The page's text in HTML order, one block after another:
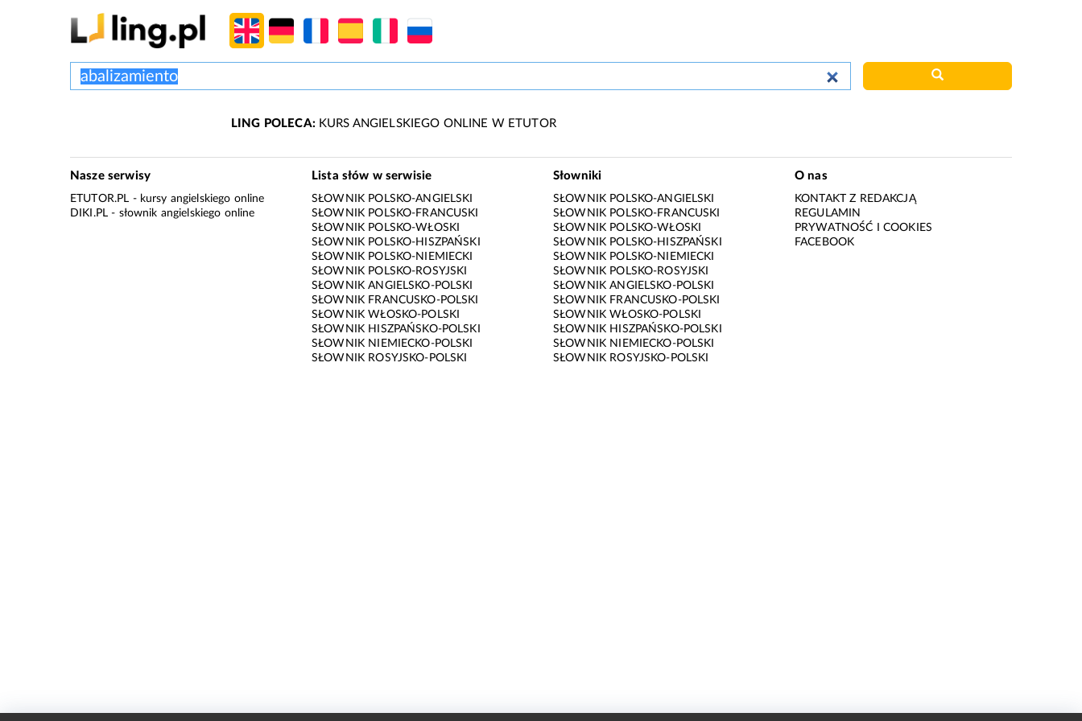
LING POLECA:KURS ANGIELSKIEGO ONLINE W ETUTOR
Nasze serwisy
ETUTOR.PL - kursy angielskiego online
DIKI.PL - słownik angielskiego online
Lista słów w serwisie
SŁOWNIK POLSKO-ANGIELSKI
SŁOWNIK POLSKO-FRANCUSKI
SŁOWNIK POLSKO-WŁOSKI
SŁOWNIK POLSKO-HISZPAŃSKI
SŁOWNIK POLSKO-NIEMIECKI
SŁOWNIK POLSKO-ROSYJSKI
SŁOWNIK ANGIELSKO-POLSKI
SŁOWNIK FRANCUSKO-POLSKI
SŁOWNIK WŁOSKO-POLSKI
SŁOWNIK HISZPAŃSKO-POLSKI
SŁOWNIK NIEMIECKO-POLSKI
SŁOWNIK ROSYJSKO-POLSKI
Słowniki
SŁOWNIK POLSKO-ANGIELSKI
SŁOWNIK POLSKO-FRANCUSKI
SŁOWNIK POLSKO-WŁOSKI
SŁOWNIK POLSKO-HISZPAŃSKI
SŁOWNIK POLSKO-NIEMIECKI
SŁOWNIK POLSKO-ROSYJSKI
SŁOWNIK ANGIELSKO-POLSKI
SŁOWNIK FRANCUSKO-POLSKI
SŁOWNIK WŁOSKO-POLSKI
SŁOWNIK HISZPAŃSKO-POLSKI
SŁOWNIK NIEMIECKO-POLSKI
SŁOWNIK ROSYJSKO-POLSKI
O nas
KONTAKT Z REDAKCJĄ
REGULAMIN
PRYWATNOŚĆ I COOKIES
FACEBOOK